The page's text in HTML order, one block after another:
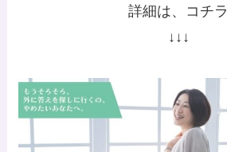
詳細は、 コチラ
↓↓↓